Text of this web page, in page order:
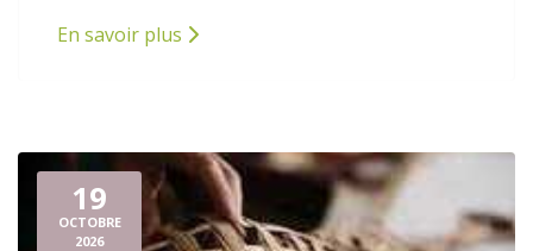
En savoir plus
19
OCTOBRE
2026